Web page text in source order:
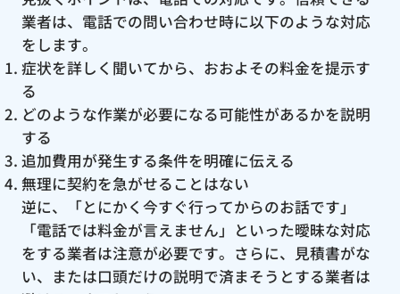
業者は、電話での問い合わせ時に以下のような対応
をします。
症状を詳しく聞いてから、おおよその料金を提示す
る
どのような作業が必要になる可能性があるかを説明
する
追加費用が発生する条件を明確に伝える
無理に契約を急がせることはない
逆に、「とにかく今すぐ行ってからのお話です」
「電話では料金が言えません」といった曖昧な対応
をする業者は注意が必要です。さらに、見積書がな
い、または口頭だけの説明で済まそうとする業者は